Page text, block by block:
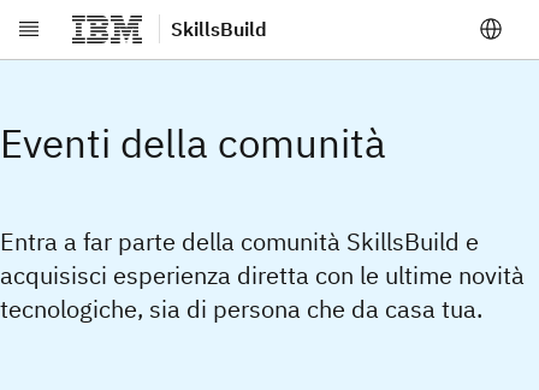
Vai al contenuto principale
SkillsBuild
Eventi della comunità
Entra a far parte della comunità SkillsBuild e
acquisisci esperienza diretta con le ultime novità
tecnologiche, sia di persona che da casa tua.